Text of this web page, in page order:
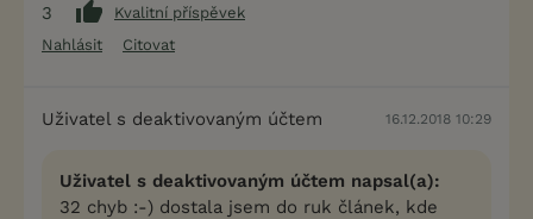
3
Kvalitní příspěvek
Nahlásit
Citovat
Uživatel s deaktivovaným účtem 16.12.2018 10:29
Uživatel s deaktivovaným účtem napsal(a):
32 chyb :-) dostala jsem do ruk článek, kde